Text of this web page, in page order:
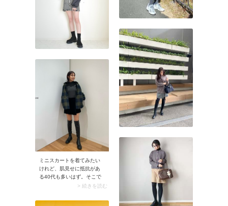
ミニスカートを着てみたい
けれど、肌見せに抵抗があ
る40代も多いはず。そこで
役立つのがロングブーツや
らのブーツ合わせなら、ミ
> 続きを読む